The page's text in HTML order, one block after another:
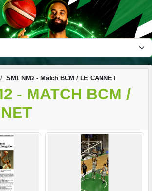
SM1 NM2 - Match BCM / LE CANNET
- MATCH BCM /
des cookies